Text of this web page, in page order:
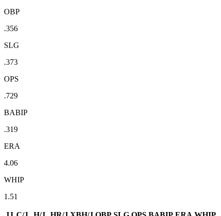
OBP
.356
SLG
.373
OPS
.729
BABIP
.319
ERA
4.06
WHIP
1.51